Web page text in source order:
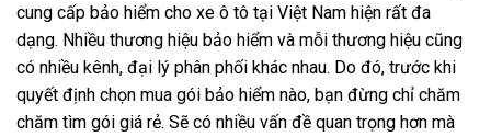
cung cấp bảo hiểm cho xe ô tô tại Việt Nam hiện rất đa
dạng. Nhiều thương hiệu bảo hiểm và mỗi thương hiệu cũng
có nhiều kênh, đại lý phân phối khác nhau. Do đó, trước khi
quyết định chọn mua gói bảo hiểm nào, bạn đừng chỉ chăm
chăm tìm gói giá rẻ. Sẽ có nhiều vấn đề quan trọng hơn mà